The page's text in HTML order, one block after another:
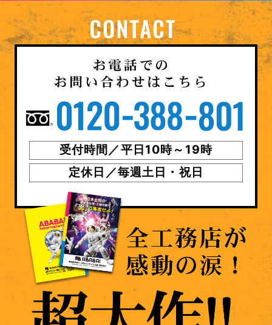
受付時間／平日10時～19時
定休日／毎週土日・祝日